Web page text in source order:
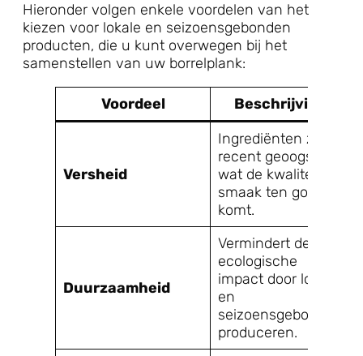
Hieronder volgen enkele voordelen van het
kiezen voor lokale en seizoensgebonden
producten, die u kunt overwegen bij het
samenstellen van uw borrelplank:
Voordeel Beschrijving
Versheid
Ingrediënten zijn
recent geoogst,
wat de kwaliteit en
smaak ten goede
komt.
Duurzaamheid
Vermindert de
ecologische
impact door lokaal
en
seizoensgebonden
produceren.